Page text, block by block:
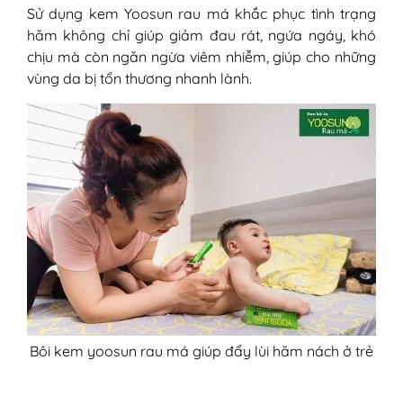
Sử dụng kem Yoosun rau má khắc phục tình trạng
hăm không chỉ giúp giảm đau rát, ngứa ngáy, khó
chịu mà còn ngăn ngừa viêm nhiễm, giúp cho những
vùng da bị tổn thương nhanh lành.
Bôi kem yoosun rau má giúp đẩy lùi hăm nách ở trẻ